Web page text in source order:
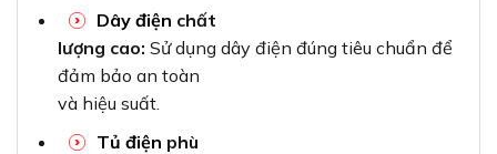
Dây điện chất
lượng cao: Sử dụng dây điện đúng tiêu chuẩn để
đảm bảo an toàn
và hiệu suất.
Tủ điện phù